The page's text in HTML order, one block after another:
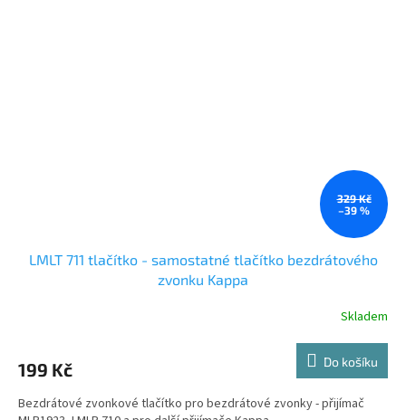
329 Kč
–39 %
LMLT 711 tlačítko - samostatné tlačítko bezdrátového
zvonku Kappa
Skladem
199 Kč Do košíku
Bezdrátové zvonkové tlačítko pro bezdrátové zvonky - přijímač